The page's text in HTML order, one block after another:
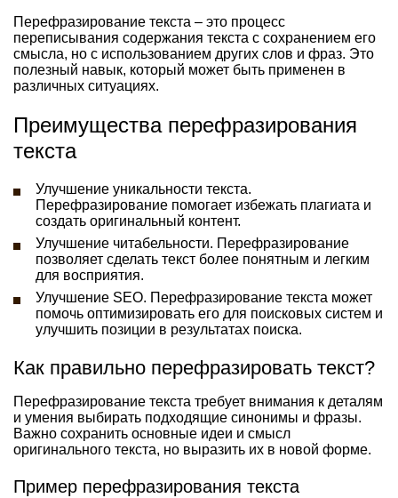
Перефразирование текста – это процесс
переписывания содержания текста с сохранением его
смысла, но с использованием других слов и фраз. Это
полезный навык, который может быть применен в
различных ситуациях.
Преимущества перефразирования
текста
Улучшение уникальности текста.
Перефразирование помогает избежать плагиата и
создать оригинальный контент.
Улучшение читабельности. Перефразирование
позволяет сделать текст более понятным и легким
для восприятия.
Улучшение SEO. Перефразирование текста может
помочь оптимизировать его для поисковых систем и
улучшить позиции в результатах поиска.
Как правильно перефразировать текст?
Перефразирование текста требует внимания к деталям
и умения выбирать подходящие синонимы и фразы.
Важно сохранить основные идеи и смысл
оригинального текста, но выразить их в новой форме.
Пример перефразирования текста